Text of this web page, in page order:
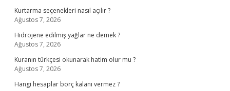
Kurtarma seçenekleri nasıl açılır ?
Ağustos 7, 2026
Hidrojene edilmiş yağlar ne demek ?
Ağustos 7, 2026
Kuranın türkçesi okunarak hatim olur mu ?
Ağustos 7, 2026
Hangi hesaplar borç kalanı vermez ?